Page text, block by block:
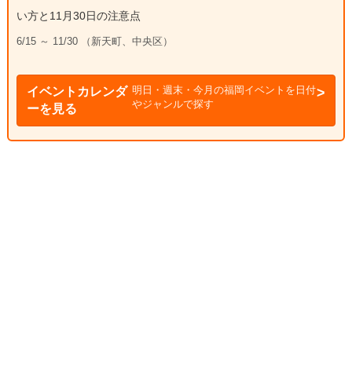
い方と11月30日の注意点
6/15 ～ 11/30 （新天町、中央区）
イベントカレンダ
ーを見る
明日・週末・今月の福岡イベントを日付
やジャンルで探す